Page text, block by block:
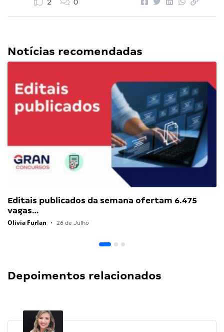
2 0
Notícias recomendadas
Editais publicados da semana ofertam 6.475
vagas…
Olivia Furlan • 26 de Julho
Depoimentos relacionados